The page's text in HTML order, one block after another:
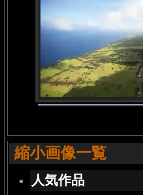
縮小画像一覧
人気作品